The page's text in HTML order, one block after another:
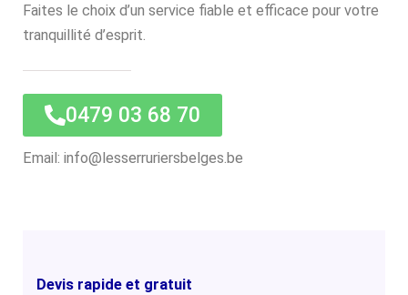
Faites le choix d’un service fiable et efficace pour votre
tranquillité d’esprit.
0479 03 68 70
Email: info@lesserruriersbelges.be
Devis rapide et gratuit